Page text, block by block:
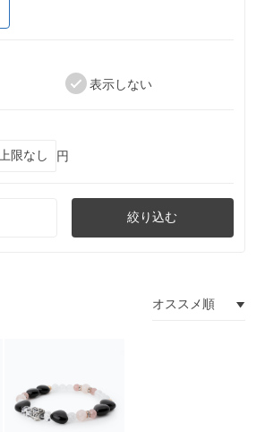
表示しない
円
絞り込む